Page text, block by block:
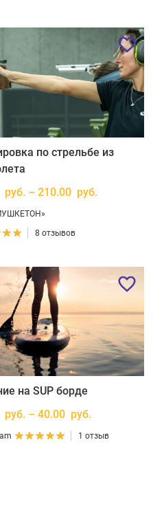
по стрельбе из
руб. – 210.00 руб.
8 отзывов
на SUP борде
руб. – 40.00 руб.
1 отзыв